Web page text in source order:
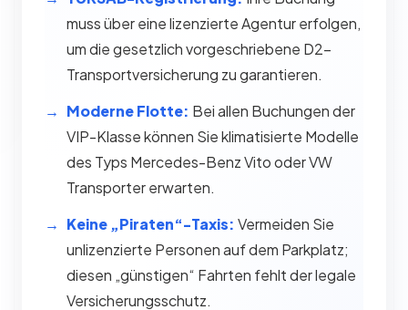
muss über eine lizenzierte Agentur erfolgen,
um die gesetzlich vorgeschriebene D2-
Transportversicherung zu garantieren.
Moderne Flotte: Bei allen Buchungen der
VIP-Klasse können Sie klimatisierte Modelle
des Typs Mercedes-Benz Vito oder VW
Transporter erwarten.
Keine „Piraten“-Taxis: Vermeiden Sie
unlizenzierte Personen auf dem Parkplatz;
diesen „günstigen“ Fahrten fehlt der legale
Versicherungsschutz.